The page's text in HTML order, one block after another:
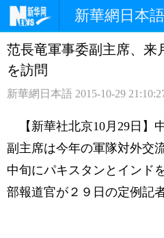
新華網日本語
ホームページ 政治
観光 評論
中日対訳
范長竜軍事委副主席、来
を訪問
新華網日本語 2015-10-29
【新華社北京10月29日】
副主席は今年の軍隊対外交
中旬にパキスタンとインド
部報道官が２９日の定例記